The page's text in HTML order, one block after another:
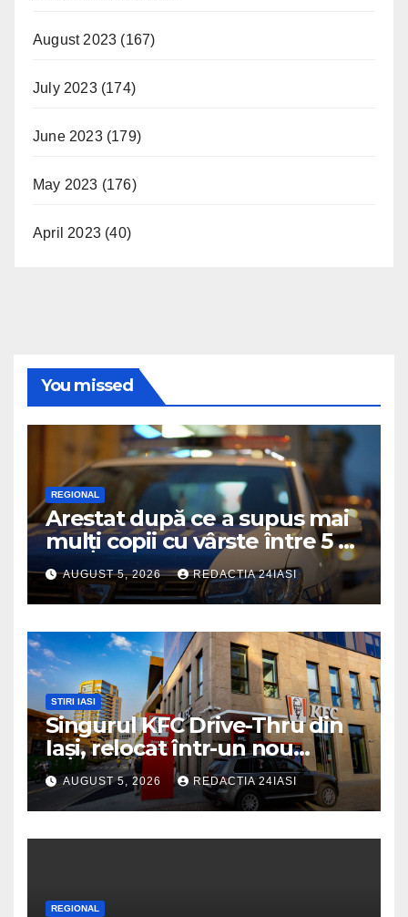
August 2023 (167)
July 2023(174)
June 2023(179)
May 2023 (176)
April 2023 (40)
You missed
REGIONAL
Arestat după ce a supus mai
mulți copii cu vârste între 5 și
16 ani unor orori de
neimaginat
AUGUST 5, 2026 REDACTIA 24IASI
STIRI IASI
Singurul KFC Drive-Thru din
Iași, relocat într-un nou
spaţiu din Palas, cu peste 400
mp la interior și servicii
disponibile non-stop
AUGUST 5, 2026 REDACTIA 24IASI
REGIONAL